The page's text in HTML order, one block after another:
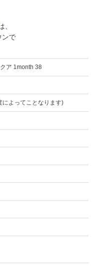
、
ンで
ア 1month 38
によってことなります)